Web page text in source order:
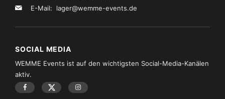
E-Mail: lager@wemme-events.de
SOCIAL MEDIA
WEMME Events ist auf den wichtigsten Social-Media-Kanälen
aktiv.